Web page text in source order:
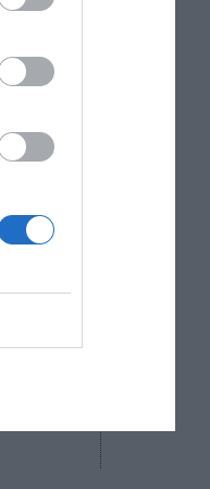
de
ha
El